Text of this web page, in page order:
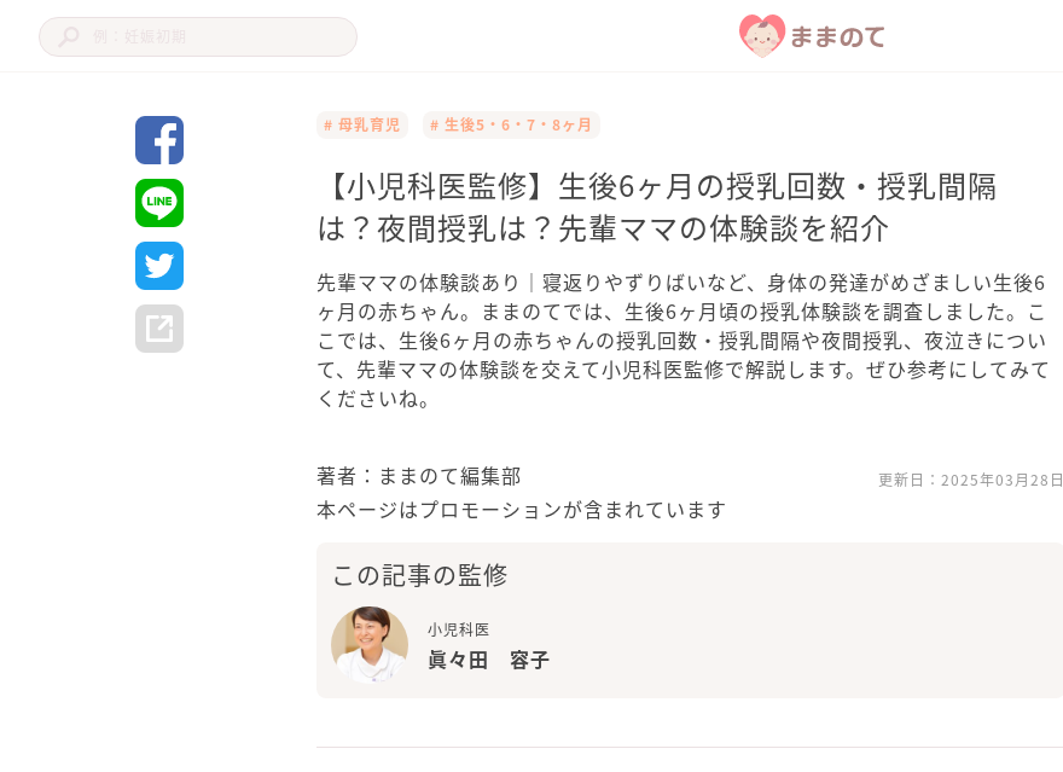
# 母乳育児 # 生後5・6・7・8ヶ月
【小児科医監修】生後6ヶ月の授乳回数・授乳間隔
は？夜間授乳は？先輩ママの体験談を紹介
先輩ママの体験談あり｜寝返りやずりばいなど、身体の発達がめざましい生後6
ヶ月の赤ちゃん。ままのてでは、生後6ヶ月頃の授乳体験談を調査しました。こ
こでは、生後6ヶ月の赤ちゃんの授乳回数・授乳間隔や夜間授乳、夜泣きについ
て、先輩ママの体験談を交えて小児科医監修で解説します。ぜひ参考にしてみて
くださいね。
著者：ままのて編集部 更新日： 2025年03月28日
本ページはプロモーションが含まれています
この記事の監修
小児科医
眞々田 容子